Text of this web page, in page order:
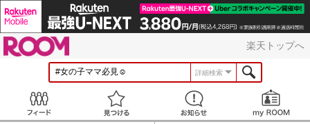
楽天トップへ
詳細検索
見つける お知らせ